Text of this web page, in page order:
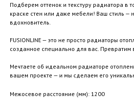
Подберем оттенок и текстуру радиатора в
краске стен или даже мебели! Ваш стиль —
вдохновитель.
FUSIONLINE — это не просто радиаторы
созданное специально для вас. Превратим
Мечтаете об идеальном радиаторе
вашем проекте — и мы сделаем его
Межосевое расстояние (мм): 1200